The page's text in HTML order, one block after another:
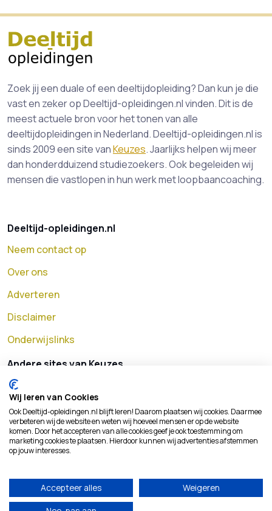
Zoek jij een duale of een deeltijdopleiding? Dan kun je die
vast en zeker op Deeltijd-opleidingen.nl vinden. Dit is de
meest actuele bron voor het tonen van alle
deeltijdopleidingen in Nederland. Deeltijd-opleidingen.nl is
sinds 2009 een site vanKeuzes. Jaarlijks helpen wij meer
dan honderdduizend studiezoekers. Ook begeleiden wij
mensen die vastlopen in hun werk met loopbaancoaching.
Deeltijd-opleidingen.nl
Neem contact op
Over ons
Adverteren
Disclaimer
Onderwijslinks
Andere sites van Keuzes
MBO opleidingen
HBO opleidingen
Universitaire opleidingen
Masteropleidingen
Wij leren van Cookies
Ook Deeltijd-opleidingen.nl blijft leren! Daarom plaatsen wij cookies. Daarmee
verbeteren wij de website en weten wij hoeveel mensen er op de website
komen. Door het accepteren van alle cookies geef je ook toestemming om
marketing cookies te plaatsen. Hierdoor kunnen wij advertenties afstemmen
op jouw interesses.
Accepteer alles
Weigeren